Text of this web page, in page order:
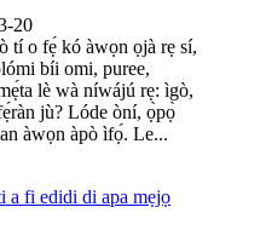
20
tí o fẹ́ kó àwọn ọjà rẹ sí,
bíi omi, puree,
lè wà níwájú rẹ: ìgò,
jù? Lóde òní, ọ̀pọ̀
àwọn àpò ìfọ́. Le...